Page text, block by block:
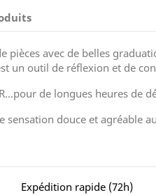
pièces avec de belles
un outil de réflexion et de
de longues heures
sensation douce et agréable
Expédition rapide (72h)